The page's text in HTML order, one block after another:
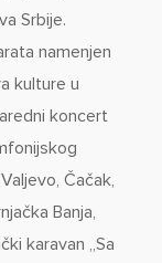
Srbije.
namenjen
kulture u
koncert
Čačak,
Banja,
karavan „Sa